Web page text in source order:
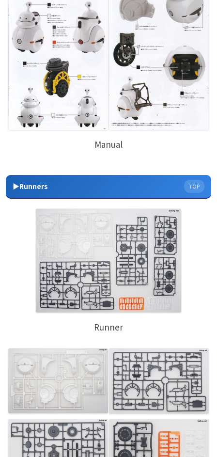
Manual
▶Runners TOP
Runner